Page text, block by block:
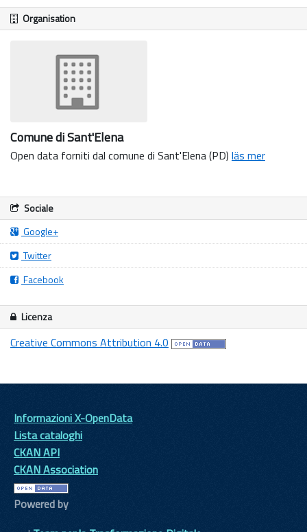
Organisation
Comune di Sant'Elena
Open data forniti dal comune di Sant'Elena (PD) läs mer
Sociale
Google+
Twitter
Facebook
Licenza
Creative Commons Attribution 4.0
Informazioni X-OpenData
Lista cataloghi
CKAN API
CKAN Association
Powered by